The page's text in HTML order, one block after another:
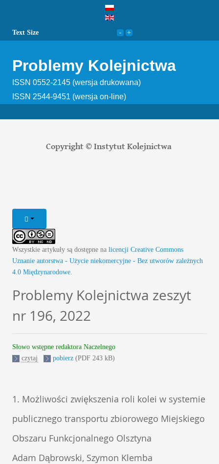
Text Size
Problemy Kolejnictwa
ISSN 0552-2145 (wersja drukowana)
ISSN 2544-9451 (wersja on-line)
Copyright © Instytut Kolejnictwa
Wszystkie artykuły są dostępne na licencji Creative Commons
Uznanie autorstwa - Użycie niekomercyjne - Bez utworów zależnych
4.0 Międzynarodowe.
Problemy Kolejnictwa zeszyt
nr 196, 2022
Słowo wstępne redaktora Naczelnego
czytaj
pobierz (PDF 243 kB)
1. Możliwości zwiększenia roli kolei w systemie
publicznego transportu zbiorowego Miejskiego
Obszaru Funkcjonalnego Olsztyna
Adam Dąbrowski, Szymon Klemba